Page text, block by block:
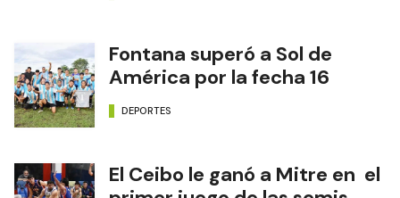
Fontana superó a Sol de
América por la fecha 16
DEPORTES
El Ceibo le ganó a Mitre en el